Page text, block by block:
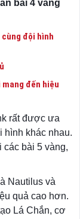
bài 4 vàng
đội hình
mang đến hiệu
rất được ưa
hình khác nhau.
bài 5 vàng,
Nautilus và
quả cao hơn.
Lá Chắn, cơ